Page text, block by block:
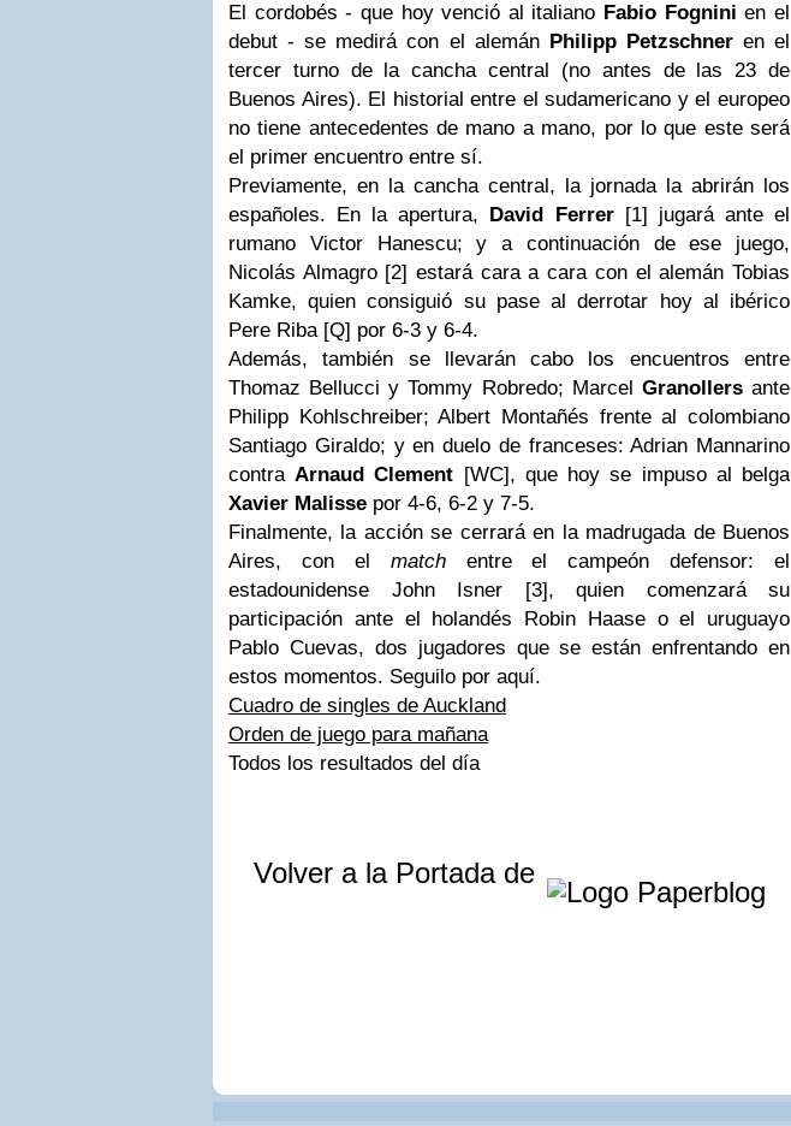
El cordobés - que hoy venció al italiano Fabio Fognini en el
debut - se medirá con el alemán Philipp Petzschneren el
tercer turno de la cancha central (no antes de las 23 de
Buenos Aires). El historial entre el sudamericano y el europeo
no tiene antecedentes de mano a mano, por lo que este será
el primer encuentro entre sí.
Previamente, en la cancha central, la jornada la abrirán los
españoles. En la apertura,
David Ferrer[1] jugará ante el
rumano Victor Hanescu; y a continuación de ese juego,
Nicolás Almagro [2] estará cara a cara con el alemán Tobias
Kamke, quien consiguió su pase al derrotar hoy al ibérico
Pere Riba [Q] por 6-3 y 6-4.
Además, también se llevarán cabo los encuentros entre
Thomaz Bellucci y Tommy Robredo; Marcel Granollersante
Philipp Kohlschreiber; Albert Montañés frente al colombiano
Santiago Giraldo; y en duelo de franceses: Adrian Mannarino
contraArnaud Clement [WC], que hoy se impuso al belga
Xavier Malisse por 4-6, 6-2 y 7-5.
Finalmente, la acción se cerrará en la madrugada de Buenos
Aires, con el matchentre el campeón defensor: el
estadounidense John Isner [3], quien comenzará su
participación ante el holandés Robin Haase o el uruguayo
Pablo Cuevas, dos jugadores que se están enfrentando en
estos momentos. Seguilo por aquí.
Cuadro de singles de Auckland
Orden de juego para mañana
Todos los resultados del día
Volver a la Portada de